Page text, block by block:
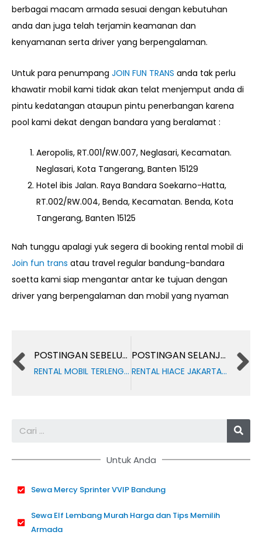
berbagai macam armada sesuai dengan kebutuhan
anda dan juga telah terjamin keamanan dan
kenyamanan serta driver yang berpengalaman.
Untuk para penumpang JOIN FUN TRANS anda tak perlu
khawatir mobil kami tidak akan telat menjemput anda di
pintu kedatangan ataupun pintu penerbangan karena
pool kami dekat dengan bandara yang beralamat :
Aeropolis, RT.001/RW.007, Neglasari, Kecamatan.
Neglasari, Kota Tangerang, Banten 15129
Hotel ibis Jalan. Raya Bandara Soekarno-Hatta,
RT.002/RW.004, Benda, Kecamatan. Benda, Kota
Tangerang, Banten 15125
Nah tunggu apalagi yuk segera di booking rental mobil di
Join fun trans atau travel regular bandung-bandara
soetta kami siap mengantar antar ke tujuan dengan
driver yang berpengalaman dan mobil yang nyaman
Prev POSTINGAN SEBELUMNYA
RENTAL MOBIL TERLENGKAP DI BANDARA SOETTA
POSTINGAN SELANJUTNYA
RENTAL HIACE JAKARTA | SEWA HIACE JAKARTA BARAT
Untuk Anda
Sewa Mercy Sprinter VVIP Bandung
Sewa Elf Lembang Murah Harga dan Tips Memilih
Armada